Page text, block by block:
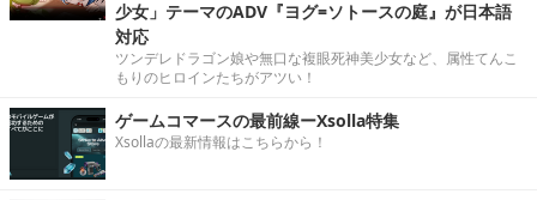
少女」テーマのADV『ヨグ=ソトースの庭』が日本語
対応
ツンデレドラゴン娘や無口な複眼死神美少女など、属性てんこ
もりのヒロインたちがアツい！
ゲームコマースの最前線ーXsolla特集
Xsollaの最新情報はこちらから！